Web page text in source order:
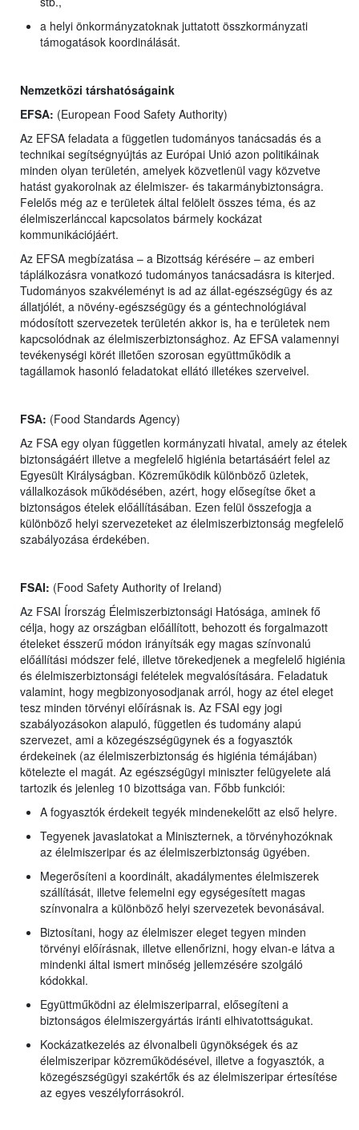
a helyi önkormányzatoknak juttatott összkormányzati
támogatások koordinálását.
Nemzetközi társhatóságaink
EFSA: (European Food Safety Authority)
Az EFSA feladata a független tudományos tanácsadás és a
technikai segítségnyújtás az Európai Unió azon politikáinak
minden olyan területén, amelyek közvetlenül vagy közvetve
hatást gyakorolnak az élelmiszer- és takarmánybiztonságra.
Felelős még az e területek által felölelt összes téma, és az
élelmiszerlánccal kapcsolatos bármely kockázat
kommunikációjáért.
Az EFSA megbízatása – a Bizottság kérésére – az emberi
táplálkozásra vonatkozó tudományos tanácsadásra is kiterjed.
Tudományos szakvéleményt is ad az állat-egészségügy és az
állatjólét, a növény-egészségügy és a géntechnológiával
módosított szervezetek területén akkor is, ha e területek nem
kapcsolódnak az élelmiszerbiztonsághoz. Az EFSA valamennyi
tevékenységi körét illetően szorosan együttműködik a
tagállamok hasonló feladatokat ellátó illetékes szerveivel.
FSA: (Food Standards Agency)
Az FSA egy olyan független kormányzati hivatal, amely az ételek
biztonságáért illetve a megfelelő higiénia betartásáért felel az
Egyesült Királyságban. Közreműködik különböző üzletek,
vállalkozások működésében, azért, hogy elősegítse őket a
biztonságos ételek előállításában. Ezen felül összefogja a
különböző helyi szervezeteket az élelmiszerbiztonság megfelelő
szabályozása érdekében.
FSAI: (Food Safety Authority of Ireland)
Az FSAI Írország Élelmiszerbiztonsági Hatósága, aminek fő
célja, hogy az országban előállított, behozott és forgalmazott
ételeket ésszerű módon irányítsák egy magas színvonalú
előállítási módszer felé, illetve törekedjenek a megfelelő higiénia
és élelmiszerbiztonsági felételek megvalósítására. Feladatuk
valamint, hogy megbizonyosodjanak arról, hogy az étel eleget
tesz minden törvényi előírásnak is. Az FSAI egy jogi
szabályozásokon alapuló, független és tudomány alapú
szervezet, ami a közegészségügynek és a fogyasztók
érdekeinek (az élelmiszerbiztonság és higiénia témájában)
kötelezte el magát. Az egészségügyi miniszter felügyelete alá
tartozik és jelenleg 10 bizottsága van. Főbb funkciói:
A fogyasztók érdekeit tegyék mindenekelőtt az első helyre.
Tegyenek javaslatokat a Miniszternek, a törvényhozóknak
az élelmiszeripar és az élelmiszerbiztonság ügyében.
Megerősíteni a koordinált, akadálymentes élelmiszerek
szállítását, illetve felemelni egy egységesített magas
színvonalra a különböző helyi szervezetek bevonásával.
Biztosítani, hogy az élelmiszer eleget tegyen minden
törvényi előírásnak, illetve ellenőrizni, hogy elvan-e látva a
mindenki által ismert minőség jellemzésére szolgáló
kódokkal.
Együttműködni az élelmiszeriparral, elősegíteni a
biztonságos élelmiszergyártás iránti elhivatottságukat.
Kockázatkezelés az élvonalbeli ügynökségek és az
élelmiszeripar közreműködésével, illetve a fogyasztók, a
közegészségügyi szakértők és az élelmiszeripar értesítése
az egyes veszélyforrásokról.